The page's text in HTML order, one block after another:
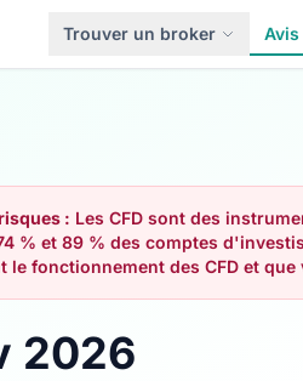
Trouver un broker Avis
: Les CFD sont des
% et 89 % des comptes
le fonctionnement des CFD et
2026